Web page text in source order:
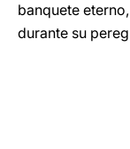
banquete
durante su